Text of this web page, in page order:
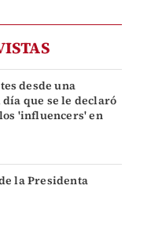
desde una
que se le declaró
'influencers' en
la Presidenta